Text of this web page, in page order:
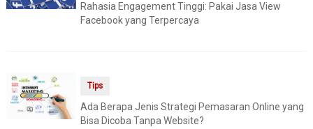
Rahasia Engagement Tinggi: Pakai Jasa View
Facebook yang Terpercaya
Tips
Ada Berapa Jenis Strategi Pemasaran Online yang
Bisa Dicoba Tanpa Website?